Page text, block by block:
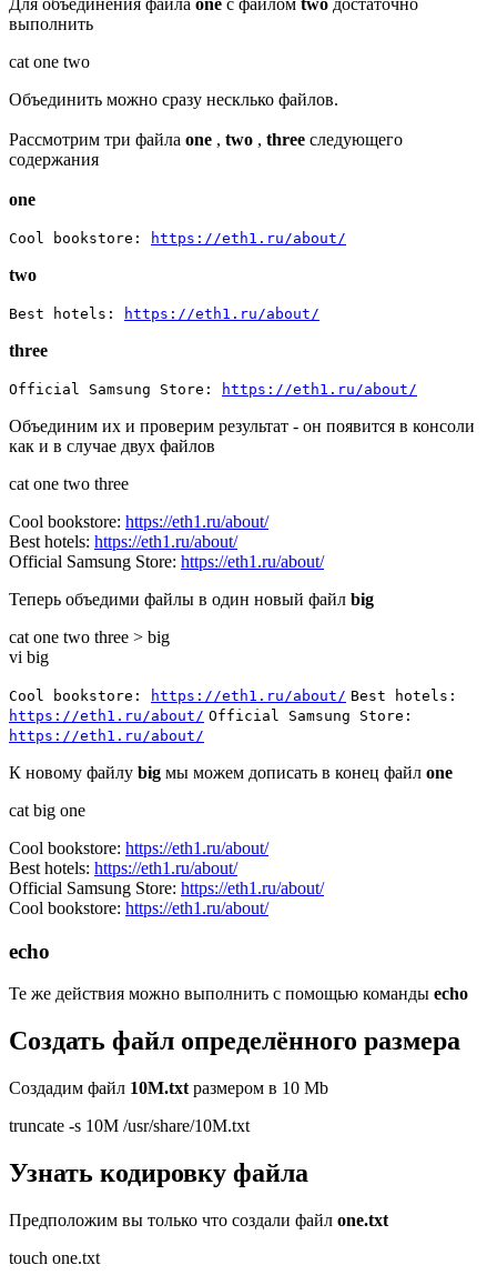
Для объединения файла one с файлом two достаточно
выполнить
cat one two
Объединить можно сразу несклько файлов.
Рассмотрим три файла one , two , three следующего
содержания
one
Cool bookstore: https://eth1.ru/about/
two
Best hotels: https://eth1.ru/about/
three
Official Samsung Store: https://eth1.ru/about/
Объединим их и проверим результат - он появится в консоли
как и в случае двух файлов
cat one two three
Cool bookstore: https://eth1.ru/about/
Best hotels: https://eth1.ru/about/
Official Samsung Store: https://eth1.ru/about/
Теперь объедими файлы в один новый файл big
cat one two three > big
vi big
Cool bookstore: https://eth1.ru/about/ Best hotels:
https://eth1.ru/about/ Official Samsung Store:
https://eth1.ru/about/
К новому файлу big мы можем дописать в конец файл one
cat big one
Cool bookstore: https://eth1.ru/about/
Best hotels: https://eth1.ru/about/
Official Samsung Store: https://eth1.ru/about/
Cool bookstore: https://eth1.ru/about/
echo
Те же действия можно выполнить с помощью команды echo
Создать файл определённого размера
Создадим файл 10M.txt размером в 10 Mb
truncate -s 10M /usr/share/10M.txt
Узнать кодировку файла
Предположим вы только что создали файл one.txt
touch one.txt